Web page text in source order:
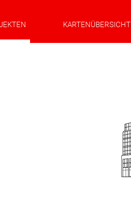
KARTENÜBERSICHT